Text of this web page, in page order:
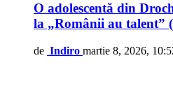
O adolescentă din
la „Românii au talent”
de Indiro martie 8, 2026,